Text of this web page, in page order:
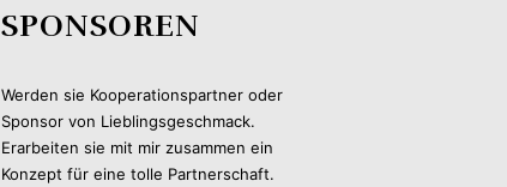
SPONSOREN
Werden sie Kooperationspartner oder
Sponsor von Lieblingsgeschmack.
Erarbeiten sie mit mir zusammen ein
Konzept für eine tolle Partnerschaft.